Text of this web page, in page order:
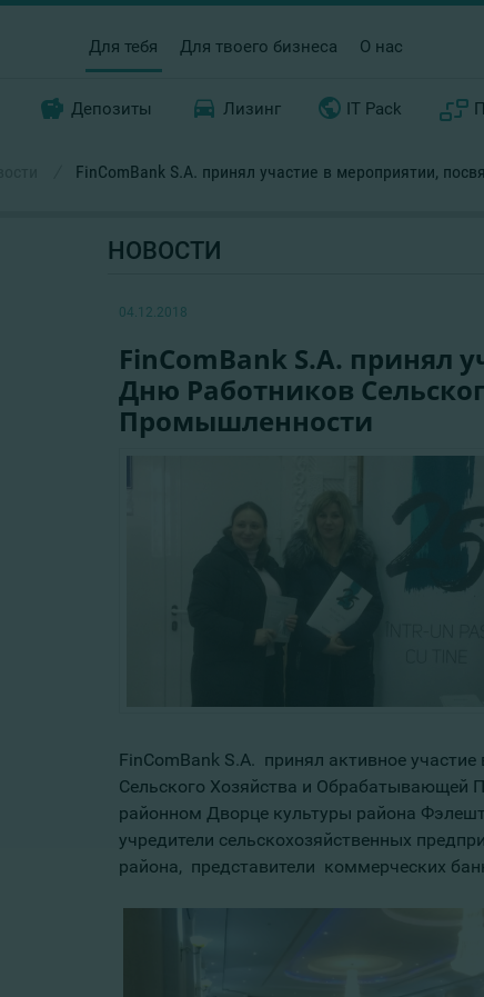
Для тебя Для твоего бизнеса О нас
Депозиты Лизинг IT Pack
FinComBank S.A. принял участие в мероприятии,
НОВОСТИ
04.12.2018
FinComBank S.A. принял
Дню Работников
Промышленности
FinComBank S.A. принял активное
Сельского Хозяйства и Обрабатывающей
районном Дворце культуры района
учредители сельскохозяйственных
района, представители коммерческих